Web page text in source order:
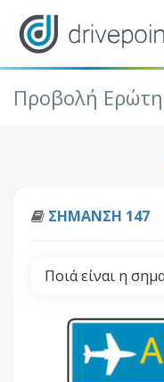
Προβολή
ΣΗΜΑΝΣΗ 147
Ποιά είναι η